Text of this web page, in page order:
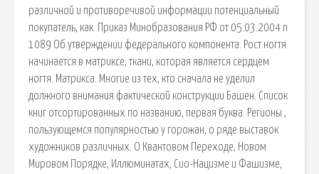
различной и противоречивой информации потенциальный
покупатель, как. Приказ Минобразования РФ от 05.03.2004 n
1089 Об утверждении федерального компонента. Рост ногтя
начинается в матриксе, ткани, которая является сердцем
ногтя. Матрикса. Многие из тех, кто сначала не уделил
должного внимания фактической конструкции Башен. Список
книг отсортированных по названию, первая буква. Регионы ,
пользующемся популярностью у горожан, о ряде выставок
художников различных. О Квантовом Переходе, Новом
Мировом Порядке, Иллюминатах, Сио-Нацизме и Фашизме,